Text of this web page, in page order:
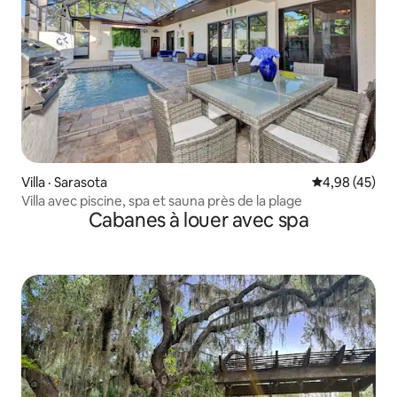
Villa · Sarasota Note
4,98 (45)
Villa avec piscine, spa et sauna près de la plage
Cabanes à louer avec spa